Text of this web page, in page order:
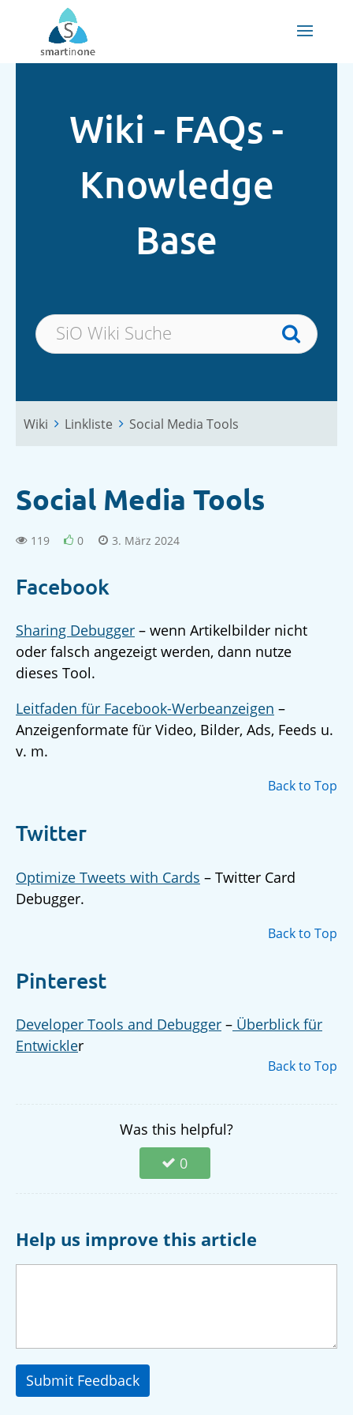
Wiki - FAQs -
Knowledge
Base
Wiki Linkliste Social Media Tools
Social Media Tools
119 0 3. März 2024
Facebook
Sharing Debugger – wenn Artikelbilder nicht
oder falsch angezeigt werden, dann nutze
dieses Tool.
Leitfaden für Facebook-Werbeanzeigen –
Anzeigenformate für Video, Bilder, Ads, Feeds u.
v. m.
Back to Top
Twitter
Optimize Tweets with Cards – Twitter Card
Debugger.
Back to Top
Pinterest
Developer Tools and Debugger – Überblick für
Entwickler
Back to Top
Was this helpful?
0
Help us improve this article
Submit Feedback